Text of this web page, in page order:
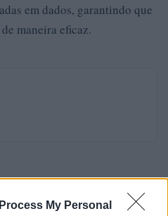
My Personal
em dados, garantindo que
maneira eficaz.